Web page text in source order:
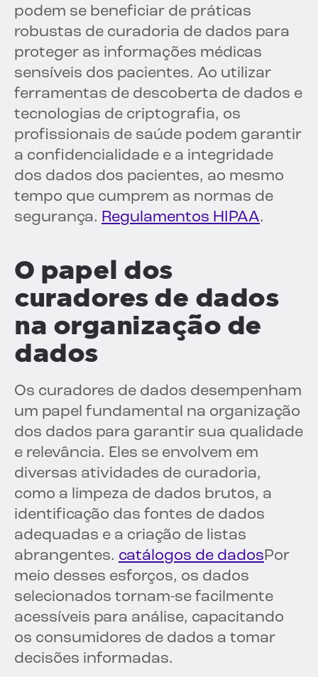
podem se beneficiar de práticas
robustas de curadoria de dados para
proteger as informações médicas
sensíveis dos pacientes. Ao utilizar
ferramentas de descoberta de dados e
tecnologias de criptografia, os
profissionais de saúde podem garantir
a confidencialidade e a integridade
dos dados dos pacientes, ao mesmo
tempo que cumprem as normas de
segurança. Regulamentos HIPAA.
O papel dos
curadores de dados
na organização de
dados
Os curadores de dados desempenham
um papel fundamental na organização
dos dados para garantir sua qualidade
e relevância. Eles se envolvem em
diversas atividades de curadoria,
como a limpeza de dados brutos, a
identificação das fontes de dados
adequadas e a criação de listas
abrangentes. catálogos de dadosPor
meio desses esforços, os dados
selecionados tornam-se facilmente
acessíveis para análise, capacitando
os consumidores de dados a tomar
decisões informadas.